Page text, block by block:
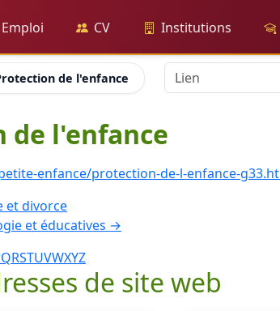
Emploi CV Institutions
de l'enfance
de l'enfance
enfance/protection-de-l-enfance-
et divorce
et éducatives →
QRSTUVWXYZ
de site web